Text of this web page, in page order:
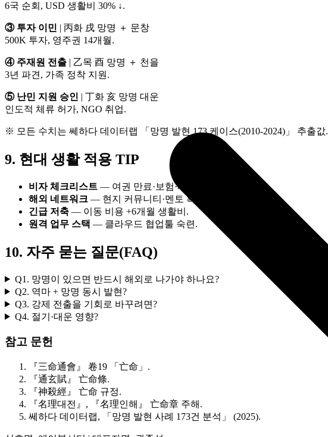
6국 순회, USD 생활비 30% ↓.
③ 투자 이민 | 丙화 戌 망명 ＋ 문창
500K 투자, 영주권 14개월.
④ 주재원 전출 | 乙목 酉 망명 ＋ 천을
3년 파견, 가족 정착 지원.
⑤ 난민 지원 승인 | 丁화 亥 망명 대운
인도적 체류 허가, NGO 취업.
※ 모든 수치는 쎄하다 데이터랩 「망명 발현 173 케이스(2010‑2024)」 추출값.
9. 현대 생활 적용 TIP
비자 체크리스트 — 여권 만료·보험·재정 증빙.
해외 네트워크 — 현지 커뮤니티·멘토 확보.
긴급 저축 — 이동 비용 +6개월 생활비.
원격 업무 스택 — 클라우드 협업툴 숙련.
10. 자주 묻는 질문(FAQ)
Q1. 망명이 있으면 반드시 해외로 나가야 하나요?
Q2. 역마 + 망명 동시 발현?
Q3. 강제 전출을 기회로 바꾸려면?
Q4. 절기·대운 영향?
참고 문헌
『三命通會』 卷19 「亡命」.
『通玄賦』 亡命條.
『神殺經』 亡命 규정.
『名理대전』, 『名理인해』 亡命章 주해.
쎄하다 데이터랩, 「망명 발현 사례 173건 분석」 (2025).